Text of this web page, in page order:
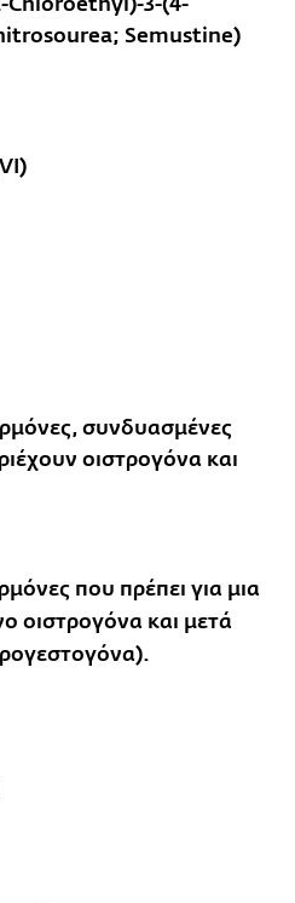
Semustine)
συνδυασμένες
οιστρογόνα και
που πρέπει για μια
οιστρογόνα και μετά